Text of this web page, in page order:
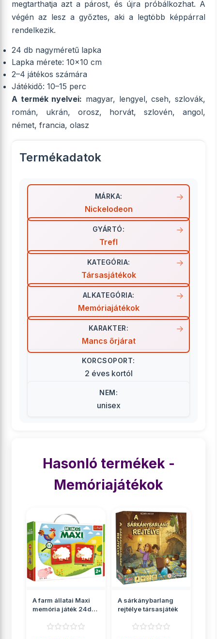
megtarthatja azt a párost, és újra próbálkozhat. A
végén az lesz a győztes, aki a legtöbb képpárral
rendelkezik.
24 db nagyméretű lapka
Lapka mérete: 10×10 cm
2–4 játékos számára
Játékidő: 10–15 perc
A termék nyelvei: magyar, lengyel, cseh, szlovák,
román, ukrán, orosz, horvát, szlovén, angol,
német, francia, olasz
Termékadatok
MÁRKA:
Nickelodeon
GYÁRTÓ:
Trefl
KATEGÓRIA:
Társasjátékok
ALKATEGÓRIA:
Memóriajátékok
KARAKTER:
Mancs őrjárat
KORCSOPORT:
2 éves kortól
NEM:
unisex
Hasonló termékek -
Memóriajátékok
A farm állatai Maxi
memória játék 24db-
A sárkánybarlang
rejtélye társasjáték